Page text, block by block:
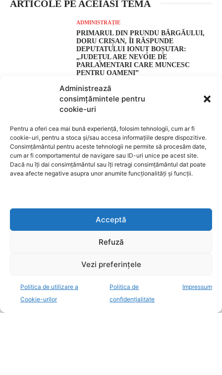
Administrează
consimțămintele pentru
cookie-uri
Pentru a oferi cea mai bună experiență, folosim tehnologii, cum ar fi
cookie-uri, pentru a stoca și/sau accesa informațiile despre dispozitive.
Consimțământul pentru aceste tehnologii ne permite să procesăm date,
cum ar fi comportamentul de navigare sau ID-uri unice pe acest site.
Dacă nu îți dai consimțământul sau îți retragi consimțământul dat poate
avea afecte negative asupra unor anumite funcționalități și funcții.
Acceptă
Refuză
Vezi preferințele
Politica de utilizare a
Cookie-urilor
Politica de
confidențialitate
Impressum